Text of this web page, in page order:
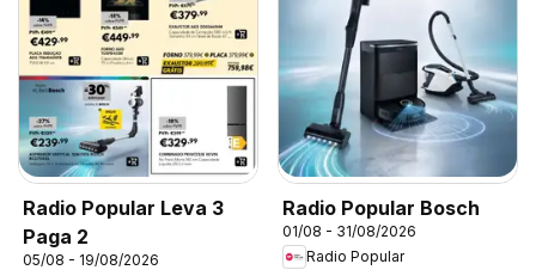
Radio Popular Leva 3
Paga 2
05/08 - 19/08/2026
Radio Popular Bosch
01/08 - 31/08/2026
Radio Popular